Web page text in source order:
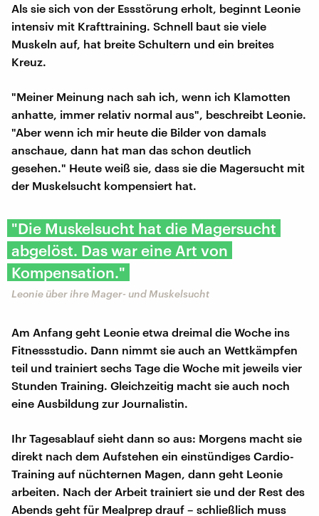
Als sie sich von der Essstörung erholt, beginnt Leonie
intensiv mit Krafttraining. Schnell baut sie viele
Muskeln auf, hat breite Schultern und ein breites
Kreuz.
"Meiner Meinung nach sah ich, wenn ich Klamotten
anhatte, immer relativ normal aus", beschreibt Leonie.
"Aber wenn ich mir heute die Bilder von damals
anschaue, dann hat man das schon deutlich
gesehen." Heute weiß sie, dass sie die Magersucht mit
der Muskelsucht kompensiert hat.
"Die Muskelsucht hat die Magersucht
abgelöst. Das war eine Art von
Kompensation."
Leonie über ihre Mager- und Muskelsucht
Am Anfang geht Leonie etwa dreimal die Woche ins
Fitnessstudio. Dann nimmt sie auch an Wettkämpfen
teil und trainiert sechs Tage die Woche mit jeweils vier
Stunden Training. Gleichzeitig macht sie auch noch
eine Ausbildung zur Journalistin.
Ihr Tagesablauf sieht dann so aus: Morgens macht sie
direkt nach dem Aufstehen ein einstündiges Cardio-
Training auf nüchternen Magen, dann geht Leonie
arbeiten. Nach der Arbeit trainiert sie und der Rest des
Abends geht für Mealprep drauf – schließlich muss